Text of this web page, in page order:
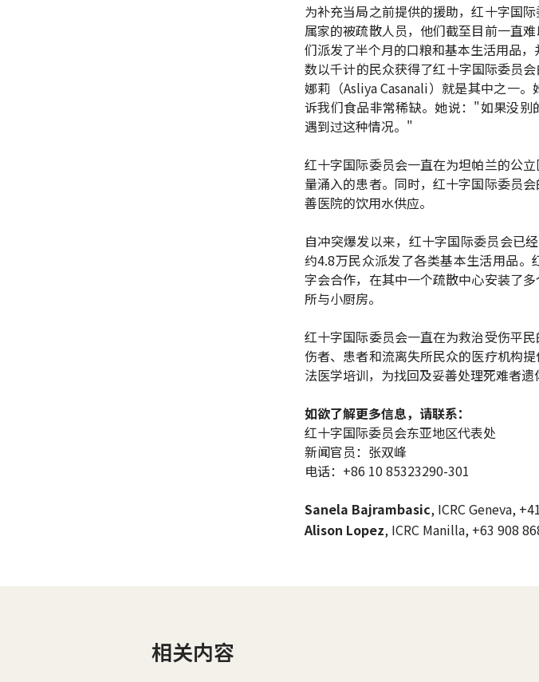
为补充当局之前提供的援助，红十字国
属家的被疏散人员，他们截至目前一直
们派发了半个月的口粮和基本生活用品，
数以千计的民众获得了红十字国际委员
娜莉（Asliya Casanali）就是其中之一
诉我们食品非常稀缺。她说："如果没
遇到过这种情况。"
红十字国际委员会一直在为坦帕兰的公
量涌入的患者。同时，红十字国际委员
善医院的饮用水供应。
自冲突爆发以来，红十字国际委员会已
约4.8万民众派发了各类基本生活用品
字会合作，在其中一个疏散中心安装了
所与小厨房。
红十字国际委员会一直在为救治受伤平
伤者、患者和流离失所民众的医疗机构
法医学培训，为找回及妥善处理死难者遗
如欲了解更多信息，请联系：
红十字国际委员会东亚地区代表处
新闻官员：张双峰
电话：+86 10 85323290-301
Sanela Bajrambasic, ICRC Geneva,
Alison Lopez, ICRC Manilla, +63 908
相关内容